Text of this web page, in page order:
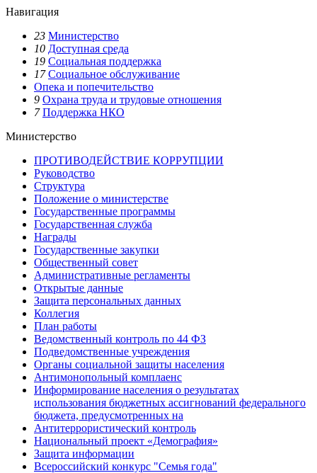
Навигация
23 Министерство
10 Доступная среда
19 Социальная поддержка
17 Социальное обслуживание
Опека и попечительство
9 Охрана труда и трудовые отношения
7 Поддержка НКО
Министерство
ПРОТИВОДЕЙСТВИЕ КОРРУПЦИИ
Руководство
Структура
Положение о министерстве
Государственные программы
Государственная служба
Награды
Государственные закупки
Общественный совет
Административные регламенты
Открытые данные
Защита персональных данных
Коллегия
План работы
Ведомственный контроль по 44 ФЗ
Подведомственные учреждения
Органы социальной защиты населения
Антимонопольный комплаенс
Информирование населения о результатах
использования бюджетных ассигнований федерального
бюджета, предусмотренных на
Антитеррористический контроль
Национальный проект «Демография»
Защита информации
Всероссийский конкурс "Семья года"